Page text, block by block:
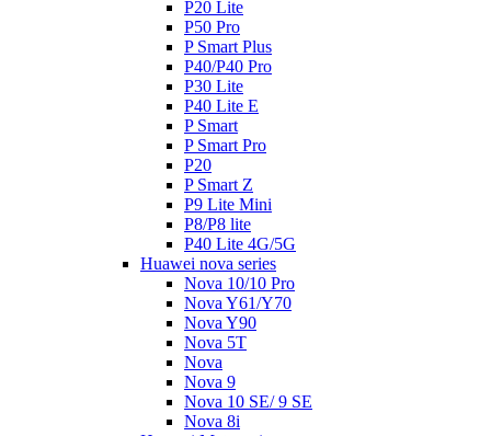
P20 Lite
P50 Pro
P Smart Plus
P40/P40 Pro
P30 Lite
P40 Lite E
P Smart
P Smart Pro
P20
P Smart Z
P9 Litе Mini
P8/P8 lite
P40 Lite 4G/5G
Huawei nova series
Nova 10/10 Pro
Nova Y61/Y70
Nova Y90
Nova 5T
Nova
Nova 9
Nova 10 SE/ 9 SE
Nova 8i